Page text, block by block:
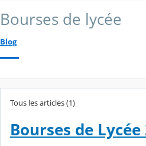
Bourses de lycée
Blog
Tous les articles (1)
Bourses de Lycée